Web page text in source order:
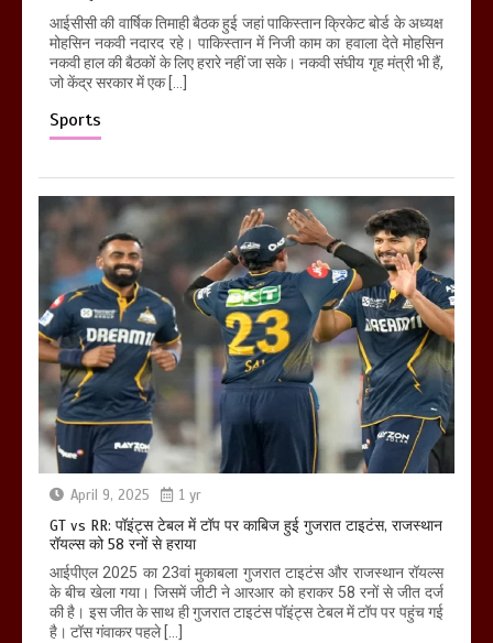
आईसीसी की वार्षिक तिमाही बैठक हुई जहां पाकिस्तान क्रिकेट बोर्ड के अध्यक्ष
मोहसिन नकवी नदारद रहे। पाकिस्तान में निजी काम का हवाला देते मोहसिन
नकवी हाल की बैठकों के लिए हरारे नहीं जा सके। नकवी संघीय गृह मंत्री भी हैं,
जो केंद्र सरकार में एक […]
Sports
April 9, 2025 1 yr
GT vs RR: पॉइंट्स टेबल में टॉप पर काबिज हुई गुजरात टाइटंस, राजस्थान
रॉयल्स को 58 रनों से हराया
आईपीएल 2025 का 23वां मुकाबला गुजरात टाइटंस और राजस्थान रॉयल्स
के बीच खेला गया। जिसमें जीटी ने आरआर को हराकर 58 रनों से जीत दर्ज
की है। इस जीत के साथ ही गुजरात टाइटंस पॉइंट्स टेबल में टॉप पर पहुंच गई
है। टॉस गंवाकर पहले […]